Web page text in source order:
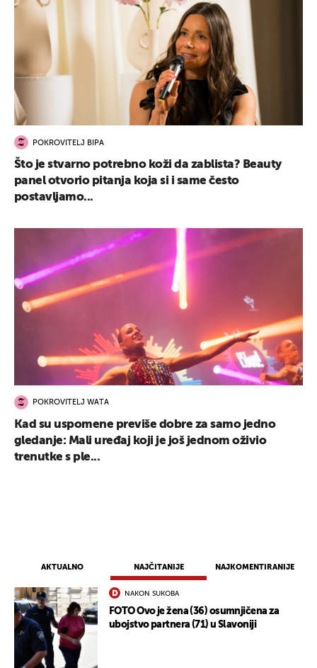
AKTUALNO NAJČITANIJE NAJKOMENTIRANIJE
NAKON SUKOBA
FOTO Ovo je žena (36) osumnjičena za
ubojstvo partnera (71) u Slavoniji
POKROVITELJ BIPA
Što je stvarno potrebno koži da zablista? Beauty
panel otvorio pitanja koja si i same često
postavljamo...
POKROVITELJ WATA
Kad su uspomene previše dobre za samo jedno
gledanje: Mali uređaj koji je još jednom oživio
trenutke s ple...